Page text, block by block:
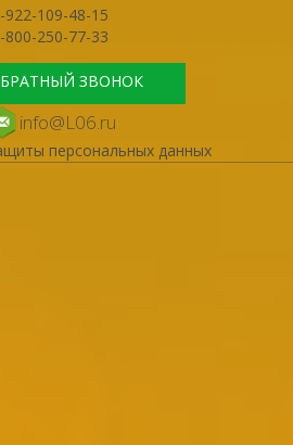
922-109-48-15
800-250-77-33
ЗВОНОК
info@L06.ru
персональных данных